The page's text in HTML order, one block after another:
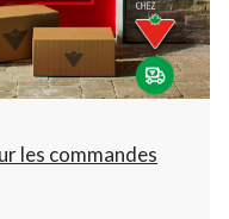
les commandes